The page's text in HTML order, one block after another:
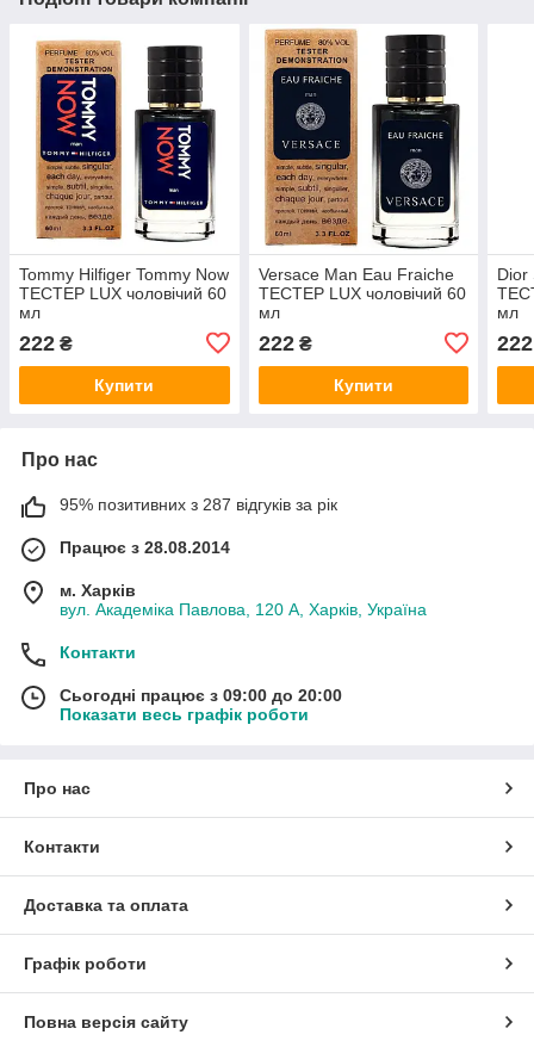
Tommy Hilfiger Tommy Now
ТЕСТЕР LUX чоловічий 60
мл
222 ₴
Купити
Versace Man Eau Fraiche
ТЕСТЕР LUX чоловічий 60
мл
222₴
Купити
Dior
мл
222
Про нас
95% позитивних з 287 відгуків за рік
Працює з 28.08.2014
м. Харків
вул. Академіка Павлова, 120 А, Харків, Україна
Контакти
Сьогодні працює з 09:00 до 20:00
Показати весь графік роботи
Про нас
Контакти
Доставка та оплата
Графік роботи
Повна версія сайту